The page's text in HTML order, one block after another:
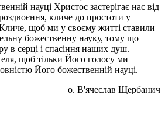
науці Христос застерігає нас від
кличе до простоти у
щоб ми у своєму житті ставили
божественну науку, тому що
в серці і спасіння наших душ.
щоб тільки Його голосу ми
Його божественній науці.
о. В'ячеслав Щербанич